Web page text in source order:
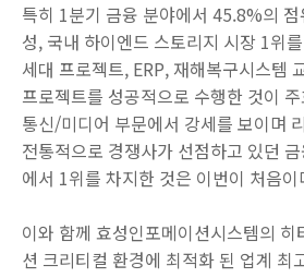
특히 1분기 금융 분야에서 45.8%의
성, 국내 하이엔드 스토리지 시장 1위
세대 프로젝트, ERP, 재해복구시스템
프로젝트를 성공적으로 수행한 것이
통신/미디어 부문에서 강세를 보이며
전통적으로 경쟁사가 선점하고 있던
에서 1위를 차지한 것은 이번이 처음이
이와 함께 효성인포메이션시스템의
션 크리티컬 환경에 최적화 된 업계 최